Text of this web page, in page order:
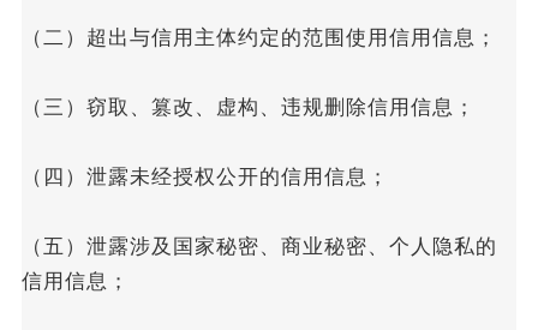
（二）超出与信用主体约定的范围使用信用信息；
（三）窃取、篡改、虚构、违规删除信用信息；
（四）泄露未经授权公开的信用信息；
（五）泄露涉及国家秘密、商业秘密、个人隐私的
信用信息；